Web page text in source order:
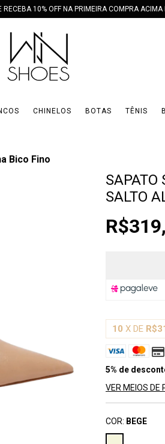
10% OFF NA PRIMEIRA COMPRA
CHINELOS BOTAS TÊNIS
Bico Fino
SAPATO
SALTO
10 X DE
5% de
VER MEIOS DE
COR: BEGE